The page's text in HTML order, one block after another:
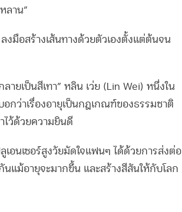
ลาน”
มือสร้างเส้นทางด้วยตัวเองตั้งแต่ต้นจน
ายเป็นสีเทา” หลิน เว่ย (Lin Wei) หนึ่งใน
กว่าเรื่องอายุเป็นกฎเกณฑ์ของธรรมชาติ
ไว้ด้วยความยินดี
อนเซอร์สูงวัยมัดใจแฟนๆ ได้ด้วยการส่งต่อ
แม้อายุจะมากขึ้น และสร้างสีสันให้กับโลก